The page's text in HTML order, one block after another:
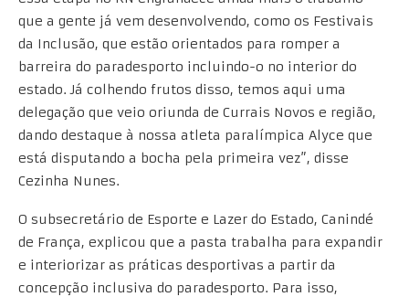
que a gente já vem desenvolvendo, como os Festivais
da Inclusão, que estão orientados para romper a
barreira do paradesporto incluindo-o no interior do
estado. Já colhendo frutos disso, temos aqui uma
delegação que veio oriunda de Currais Novos e região,
dando destaque à nossa atleta paralímpica Alyce que
está disputando a bocha pela primeira vez”, disse
Cezinha Nunes.
O subsecretário de Esporte e Lazer do Estado, Canindé
de França, explicou que a pasta trabalha para expandir
e interiorizar as práticas desportivas a partir da
concepção inclusiva do paradesporto. Para isso,